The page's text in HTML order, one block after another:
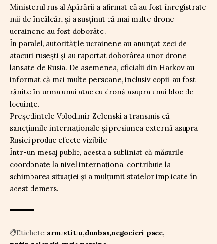
Ministerul rus al Apărării a afirmat că au fost înregistrate
mii de încălcări și a susținut că mai multe drone
ucrainene au fost doborâte.
În paralel, autoritățile ucrainene au anunțat zeci de
atacuri rusești și au raportat doborârea unor drone
lansate de Rusia. De asemenea, oficialii din Harkov au
informat că mai multe persoane, inclusiv copii, au fost
rănite în urma unui atac cu dronă asupra unui bloc de
locuințe.
Președintele Volodimir Zelenski a transmis că
sancțiunile internaționale și presiunea externă asupra
Rusiei produc efecte vizibile.
Într-un mesaj public, acesta a subliniat că măsurile
coordonate la nivel internațional contribuie la
schimbarea situației și a mulțumit statelor implicate în
acest demers.
Etichete: armistitiu donbas negocieri pace